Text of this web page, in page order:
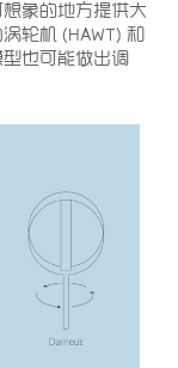
象的地方提供大
轮机 (HAWT) 和
也可能做出调